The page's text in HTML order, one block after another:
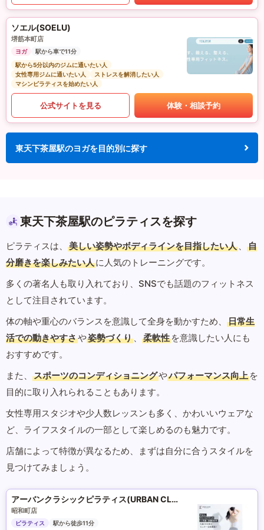
ソエル(SOELU)
堺筋本町店
ヨガ
駅から車で11分
駅から5分以内のジムに通いたい人
女性専用ジムに通いたい人
ストレスを解消したい人
マシンピラティスを始めたい人
公式サイトを見る 体験・相談予約
東天下茶屋駅のヨガを目的別に探す
東天下茶屋駅のピラティスを探す
ピラティスは、 美しい姿勢やボディラインを目指したい人 、
自
分磨きを楽しみたい人に人気のトレーニングです。
多くの著名人も取り入れており、SNSでも話題のフィットネス
として注目されています。
体の軸や重心のバランスを意識して全身を動かすため、
日常生
活での動きやすさや姿勢づくり 、 柔軟性 を意識したい人にも
おすすめです。
また、
スポーツのコンディショニングやパフォーマンス向上 を
目的に取り入れられることもあります。
女性専用スタジオや少人数レッスンも多く、かわいいウェアな
ど、ライフスタイルの一部として楽しめるのも魅力です。
店舗によって特徴が異なるため、まずは自分に合うスタイルを
見つけてみましょう。
アーバンクラシックピラティス(URBAN CLASSIC PILATES)
昭和町店
ピラティス
駅から徒歩11分